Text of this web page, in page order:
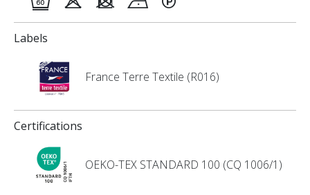
Labels
France Terre Textile (R016)
Certifications
OEKO-TEX STANDARD 100 (CQ 1006/1)